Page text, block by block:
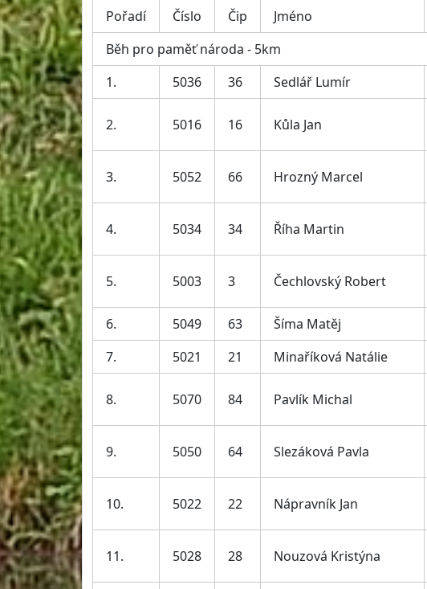
Pořadí Číslo Čip Jméno
Běh pro paměť národa - 5km
1.
5036 36 Sedlář Lumír
2. 5016 16 Kůla Jan
3. 5052 66 Hrozný Marcel
4. 5034 34 Říha Martin
5. 5003 3 Čechlovský Robert
6. 5049 63 Šíma Matěj
7.
5021 21 Minaříková Natálie
8. 5070 84 Pavlík Michal
9. 5050 64 Slezáková Pavla
10. 5022 22 Nápravník Jan
11. 5028 28 Nouzová Kristýna